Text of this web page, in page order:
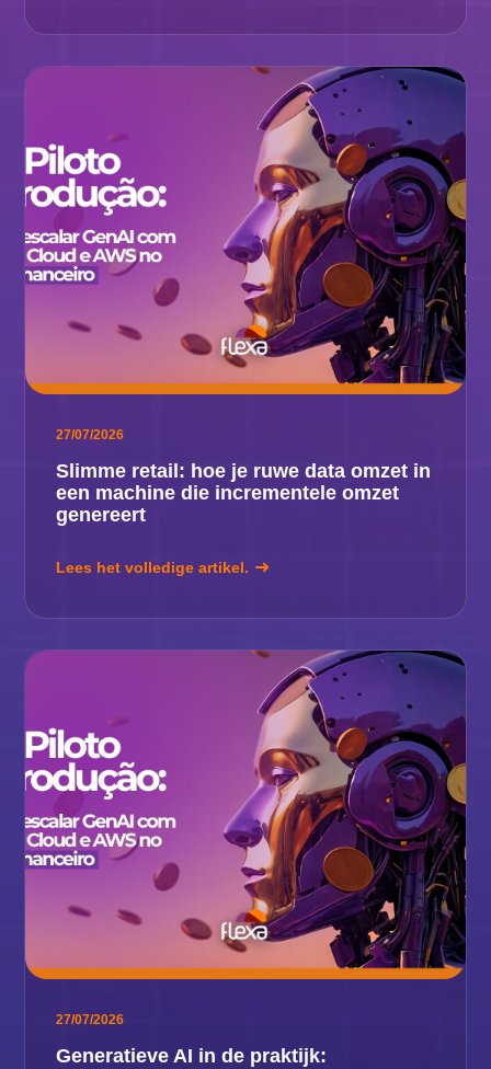
27/07/2026
Slimme retail: hoe je ruwe data omzet in
een machine die incrementele omzet
genereert
Lees het volledige artikel.
27/07/2026
Generatieve AI in de praktijk: